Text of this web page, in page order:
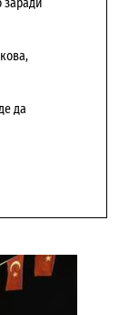
заради
да